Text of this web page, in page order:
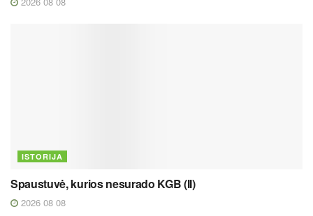
ISTORIJA
Spaustuvė, kurios nesurado KGB (II)
2026 08 08